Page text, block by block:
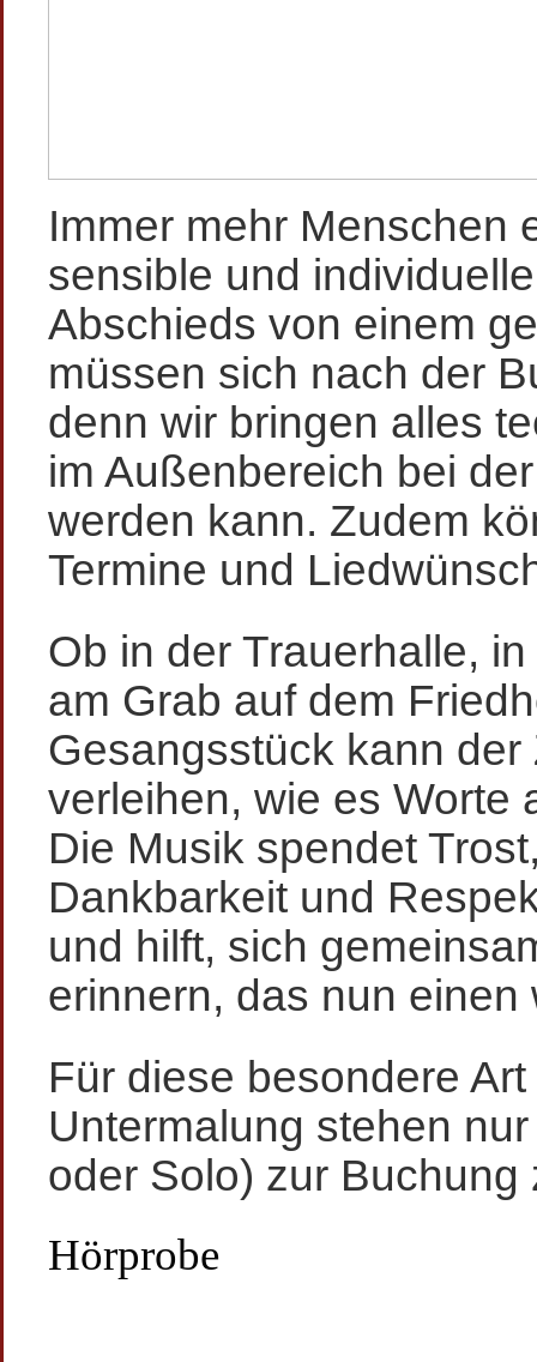
Immer mehr Menschen
sensible und
Abschieds von einem
müssen sich nach der
denn wir bringen alles
im Außenbereich bei
werden kann. Zudem
Termine und
Ob in der Trauerhalle,
am Grab auf dem
Gesangsstück kann
verleihen, wie es Worte
Die Musik spendet
Dankbarkeit und
und hilft, sich
erinnern, das nun
Für diese besondere
Untermalung stehen
oder Solo) zur Buchung
Hörprobe